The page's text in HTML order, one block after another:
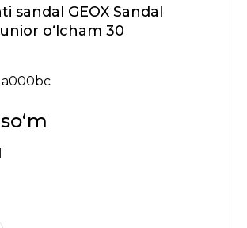
sandal GEOX Sandal
oʻlcham 30